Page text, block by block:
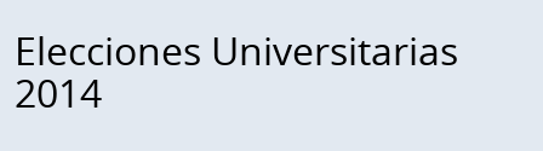
Elecciones Universitarias
2014